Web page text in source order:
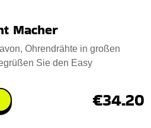
Macher
Ohrendrähte in großen
Sie den Easy
€34.20